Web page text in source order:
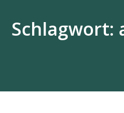
Schlagwort: